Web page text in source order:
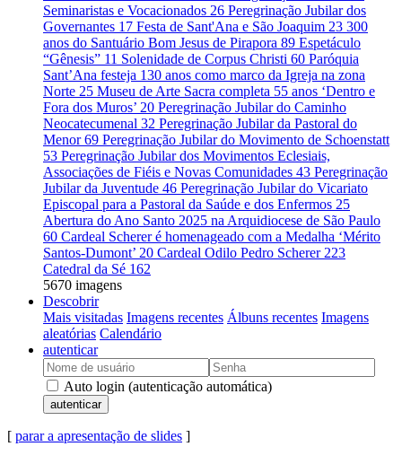
Seminaristas e Vocacionados 26 Peregrinação Jubilar dos
Governantes 17 Festa de Sant'Ana e São Joaquim 23 300
anos do Santuário Bom Jesus de Pirapora 89 Espetáculo
“Gênesis” 11 Solenidade de Corpus Christi 60 Paróquia
Sant’Ana festeja 130 anos como marco da Igreja na zona
Norte 25 Museu de Arte Sacra completa 55 anos ‘Dentro e
Fora dos Muros’ 20 Peregrinação Jubilar do Caminho
Neocatecumenal 32 Peregrinação Jubilar da Pastoral do
Menor69 Peregrinação Jubilar do Movimento de Schoenstatt
53 Peregrinação Jubilar dos Movimentos Eclesiais,
Associações de Fiéis e Novas Comunidades 43 Peregrinação
Jubilar da Juventude 46 Peregrinação Jubilar do Vicariato
Episcopal para a Pastoral da Saúde e dos Enfermos 25
Abertura do Ano Santo 2025 na Arquidiocese de São Paulo
60 Cardeal Scherer é homenageado com a Medalha ‘Mérito
Santos-Dumont’ 20 Cardeal Odilo Pedro Scherer 223
Catedral da Sé 162
5670 imagens
Descobrir
Mais visitadas Imagens recentes Álbuns recentes Imagens
aleatórias Calendário
autenticar
Auto login (autenticação automática)
autenticar
[ parar a apresentação de slides ]